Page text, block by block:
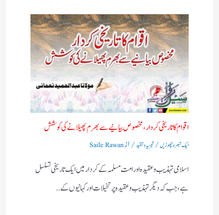
اقوام کا تاریخی کردار،مخصوص بیانیے سے بھرم پھیلانے کی کوشش
ایک تبصرہ چھوڑیں/تجزیہ و تنقید/ ازSaile Rawan
اسلامی تہذیب و عقیدہ اور امت مسلمہ کے کردار میں ایک تاریخی تسلسل
ہے، جب کہ دیگر تہذیب و عقیدہ پر تخیلات اور کہانیوں کے…